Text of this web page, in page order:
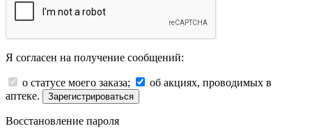
Я согласен на получение сообщений:
о статусе моего заказа;
об акциях, проводимых в
аптеке.
Зарегистрироваться
Восстановление пароля